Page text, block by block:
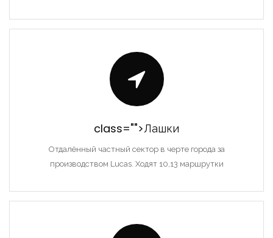
class="">Лашки
Отдалённый частный сектор в черте города за
производством Lucas. Ходят 10,13 маршрутки